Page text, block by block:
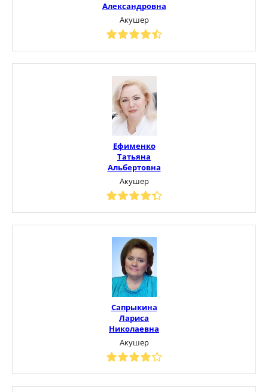
Александровна
Акушер
Ефименко
Татьяна
Альбертовна
Акушер
Сапрыкина
Лариса
Николаевна
Акушер